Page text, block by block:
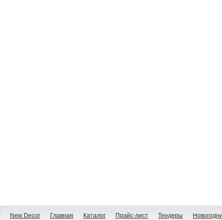
New Decor Главная Каталог Прайс-лист Тендеры